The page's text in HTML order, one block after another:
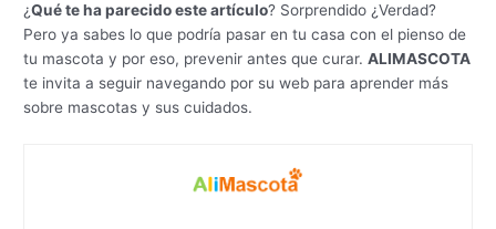
¿Qué te ha parecido este artículo? Sorprendido ¿Verdad?
Pero ya sabes lo que podría pasar en tu casa con el pienso de
tu mascota y por eso, prevenir antes que curar.ALIMASCOTA
te invita a seguir navegando por su web para aprender más
sobre mascotas y sus cuidados.